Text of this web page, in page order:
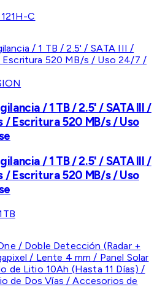
C
/ 1 TB / 2.5' / SATA III /
/ Escritura 520 MB/s / Uso
/ 1 TB / 2.5' / SATA III /
/ Escritura 520 MB/s / Uso